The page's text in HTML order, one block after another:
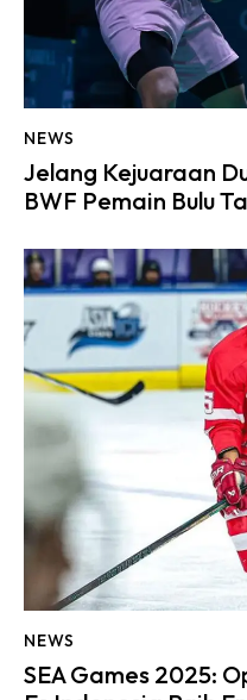
NEWS
Jelang Kejuaraan
BWF Pemain Bulu
NEWS
SEA Games 2025: